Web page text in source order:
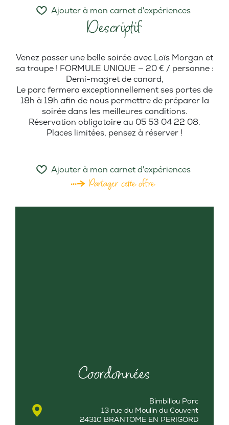
Descriptif
Ajouter à mon carnet d'expériences
Venez passer une belle soirée avec Loïs Morgan et
sa troupe ! FORMULE UNIQUE — 20 € / personne :
Demi-magret de canard,
Le parc fermera exceptionnellement ses portes de
18h à 19h afin de nous permettre de préparer la
soirée dans les meilleures conditions.
Réservation obligatoire au 05 53 04 22 08.
Places limitées, pensez à réserver !
Ajouter à mon carnet d'expériences
Partager cette offre
Coordonnées
Bimbillou Parc
13 rue du Moulin du Couvent
24310 BRANTOME EN PERIGORD